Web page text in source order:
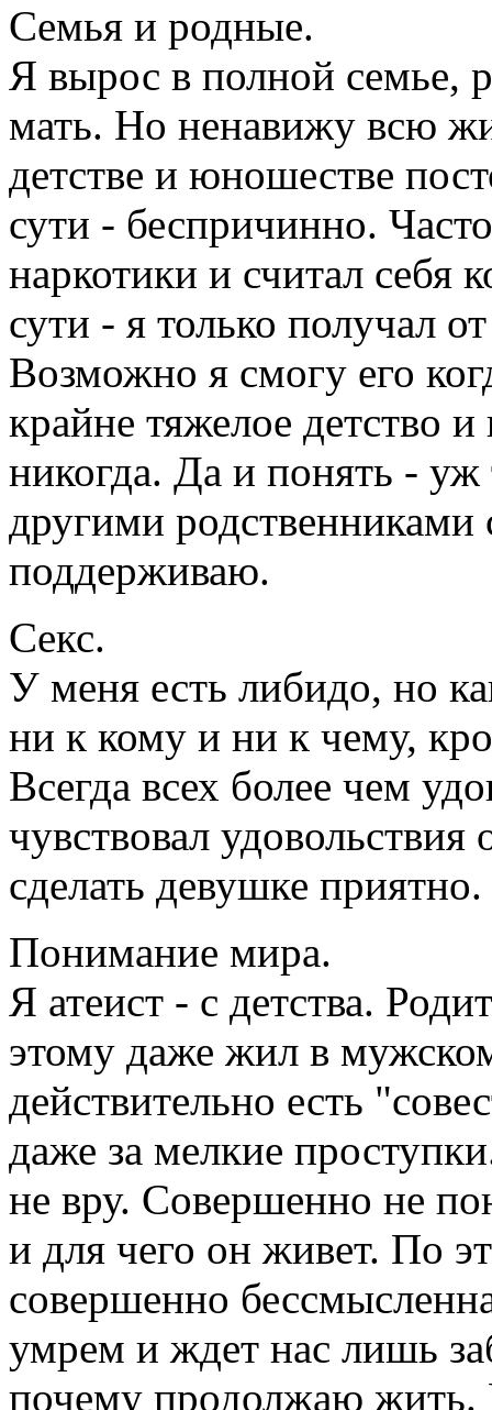
Семья и родные.
Я вырос в полной семье,
мать. Но ненавижу всю
детстве и юношестве
сути - беспричинно.
наркотики и считал себя
сути - я только получал
Возможно я смогу его
крайне тяжелое детство
никогда. Да и понять -
другими родственниками
поддерживаю.
Секс.
У меня есть либидо, но
ни к кому и ни к чему,
Всегда всех более чем
чувствовал
сделать девушке приятно.
Понимание мира.
Я атеист - с детства.
этому даже жил в
действительно есть
даже за мелкие
не вру. Совершенно не
и для чего он живет. По
совершенно
умрем и ждет нас лишь
почему продолжаю жить.